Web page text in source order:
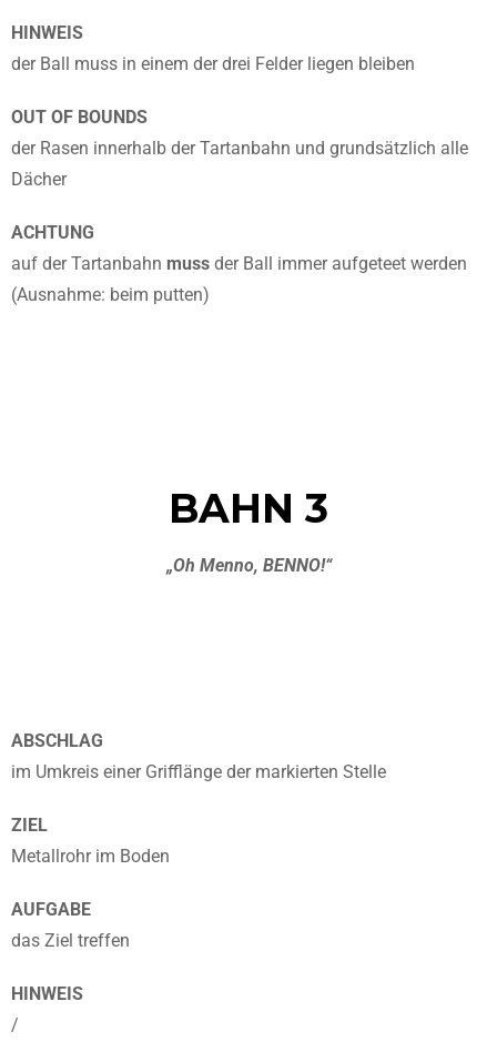
HINWEIS
der Ball muss in einem der drei Felder liegen bleiben
OUT OF BOUNDS
der Rasen innerhalb der Tartanbahn und grundsätzlich alle
Dächer
ACHTUNG
auf der Tartanbahn muss der Ball immer aufgeteet werden
(Ausnahme: beim putten)
BAHN 3
„Oh Menno, BENNO!“
ABSCHLAG
im Umkreis einer Grifflänge der markierten Stelle
ZIEL
Metallrohr im Boden
AUFGABE
das Ziel treffen
HINWEIS
/